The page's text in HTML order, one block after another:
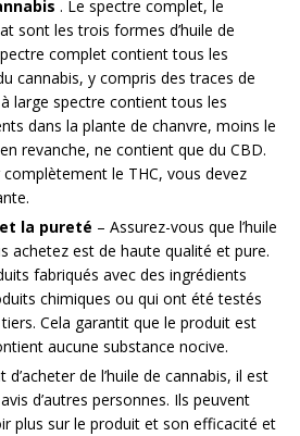
. Le spectre complet, le
sont les trois formes d’huile de
complet contient tous les
cannabis, y compris des traces de
à large spectre contient tous les
dans la plante de chanvre, moins le
en revanche, ne contient que du CBD.
le THC, vous devez
la pureté – Assurez-vous que l’huile
achetez est de haute qualité et pure.
fabriqués avec des ingrédients
chimiques ou qui ont été testés
Cela garantit que le produit est
aucune substance nocive.
d’acheter de l’huile de cannabis, il est
d’autres personnes. Ils peuvent
plus sur le produit et son efficacité et